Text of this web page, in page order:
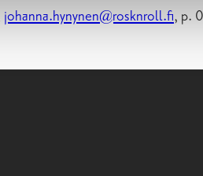
johanna.hynynen@rosknroll.fi, p.